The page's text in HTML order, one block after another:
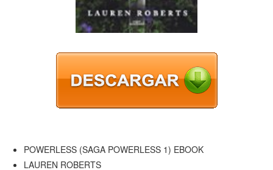
POWERLESS (SAGA POWERLESS 1) EBOOK
LAUREN ROBERTS